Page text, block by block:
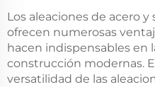
Los aleaciones de acero
ofrecen numerosas
hacen indispensables en
construcción modernas.
versatilidad de las